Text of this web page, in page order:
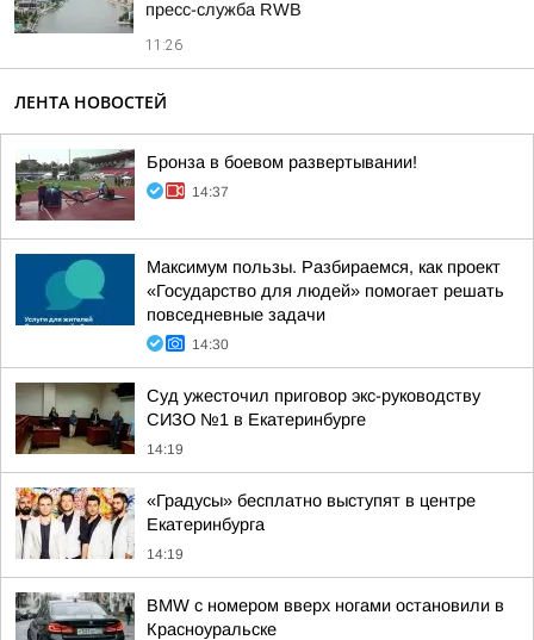
пресс-служба RWB
11:26
ЛЕНТА НОВОСТЕЙ
Бронза в боевом развертывании!
14:37
Максимум пользы. Разбираемся, как проект
«Государство для людей» помогает решать
повседневные задачи
14:30
Суд ужесточил приговор экс-руководству
СИЗО №1 в Екатеринбурге
14:19
«Градусы» бесплатно выступят в центре
Екатеринбурга
14:19
BMW с номером вверх ногами остановили в
Красноуральске